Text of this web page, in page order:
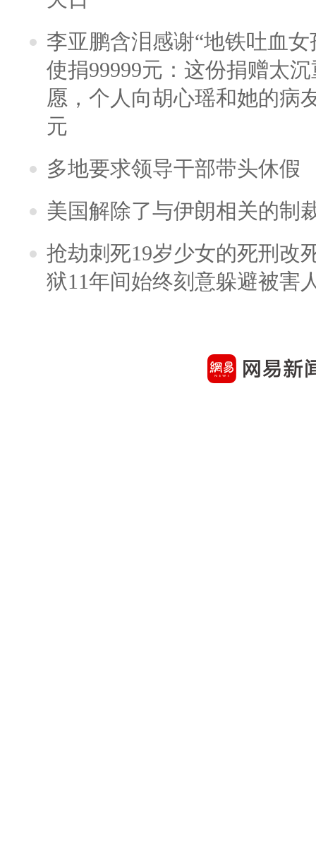
李亚鹏含泪感谢“地铁吐血
使捐99999元：这份捐赠太
愿，个人向胡心瑶和她的病
元
多地要求领导干部带头休假
美国解除了与伊朗相关的制
抢劫刺死19岁少女的死刑改
狱11年间始终刻意躲避被害